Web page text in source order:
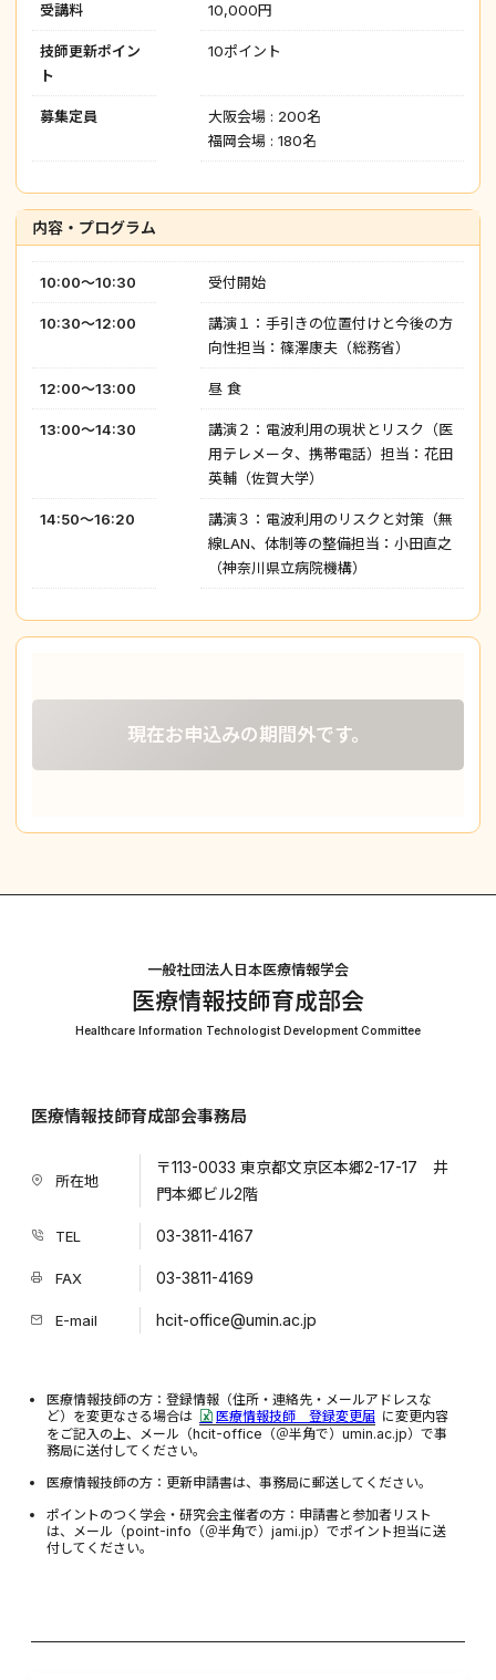
受講料 10,000円
技師更新ポイン
ト
10ポイント
募集定員
大阪会場 : 200名
福岡会場 : 180名
内容・プログラム
10:00～10:30 受付開始
10:30～12:00
講演１：手引きの位置付けと今後の方
向性担当：篠澤康夫（総務省）
12:00～13:00 昼 食
13:00～14:30
講演２：電波利用の現状とリスク（医
用テレメータ、携帯電話）担当：花田
英輔（佐賀大学）
14:50～16:20
講演３：電波利用のリスクと対策（無
線LAN、体制等の整備担当：小田直之
（神奈川県立病院機構）
現在お申込みの期間外です。
一般社団法人日本医療情報学会
医療情報技師育成部会
Healthcare Information Technologist Development Committee
医療情報技師育成部会事務局
所在地
〒113-0033 東京都文京区本郷2-17-17 井
門本郷ビル2階
TEL 03-3811-4167
FAX 03-3811-4169
E-mail hcit-office@umin.ac.jp
医療情報技師の方：登録情報（住所・連絡先・メールアドレスな
ど）を変更なさる場合は
医療情報技師 登録変更届 に変更内容
をご記入の上、メール（hcit-office（＠半角で）umin.ac.jp）で事
務局に送付してください。
医療情報技師の方：更新申請書は、事務局に郵送してください。
ポイントのつく学会・研究会主催者の方：申請書と参加者リスト
は、メール（point-info（＠半角で）jami.jp）でポイント担当に送
付してください。